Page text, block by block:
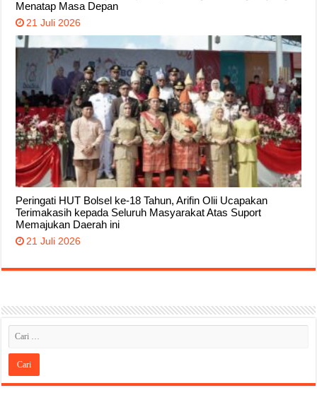
Menatap Masa Depan
21 Juli 2026
Peringati HUT Bolsel ke-18 Tahun, Arifin Olii Ucapakan
Terimakasih kepada Seluruh Masyarakat Atas Suport
Memajukan Daerah ini
21 Juli 2026